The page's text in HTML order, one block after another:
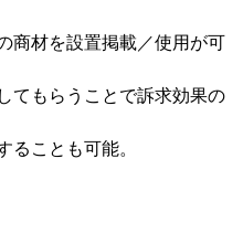
商材を設置掲載／使用が可
てもらうことで訴求効果の
ることも可能。